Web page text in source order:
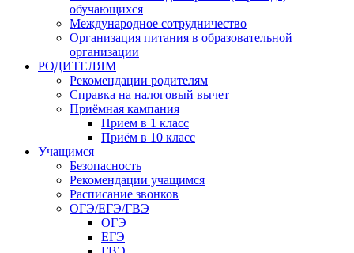
обучающихся
Международное сотрудничество
Организация питания в образовательной
организации
РОДИТЕЛЯМ
Рекомендации родителям
Справка на налоговый вычет
Приёмная кампания
Прием в 1 класс
Приём в 10 класс
Учащимся
Безопасность
Рекомендации учащимся
Расписание звонков
ОГЭ/ЕГЭ/ГВЭ
ОГЭ
ЕГЭ